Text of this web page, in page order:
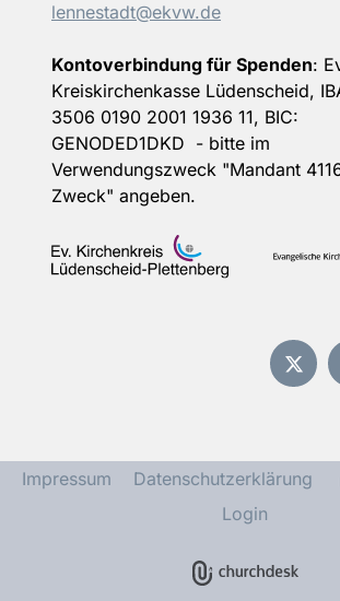
lennestadt@ekvw.de
Kontoverbindung für Spenden:
Kreiskirchenkasse Lüdenscheid,
3506 0190 2001 1936 11, BIC:
GENODED1DKD - bitte im
Verwendungszweck "Mandant
Zweck" angeben.
Impressum Datenschutzerklärung
Login